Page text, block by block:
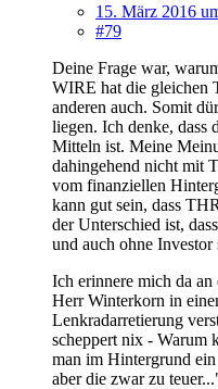
15. März 2016
#79
Deine Frage war,
WIRE hat die gleichen
anderen auch. Somit
liegen. Ich denke, dass
Mitteln ist. Meine
dahingehend nicht mit
vom finanziellen
kann gut sein, dass
der Unterschied ist,
und auch ohne
Ich erinnere mich da
Herr Winterkorn in
Lenkradarretierung
scheppert nix - Warum
man im Hintergrund
aber die zwar zu